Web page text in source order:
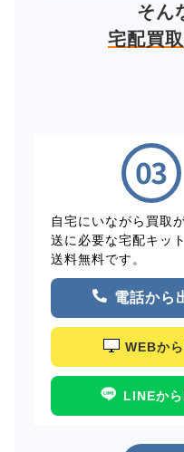
そん
宅配買取
自宅にいながら買取
送に必要な宅配キッ
送料無料です。
電話から
WEBか
LINEか